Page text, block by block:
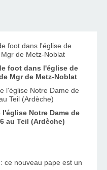
foot dans l'église de
Mgr de Metz-Noblat
Notre Dame de
au Teil (Ardèche)